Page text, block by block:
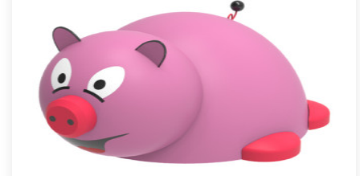
Cochon 3D EPDM
Module 3D pour aires de jeux extérieurs inspiré des univers des
dessins animés et des bandes dessinées, le Cochon EPDM se